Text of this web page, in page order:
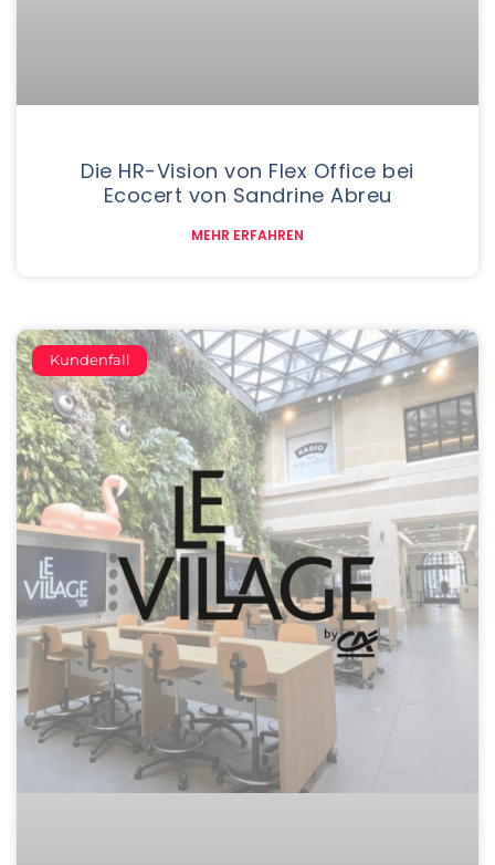
Die HR-Vision von Flex Office bei
Ecocert von Sandrine Abreu
MEHR ERFAHREN
Kundenfall